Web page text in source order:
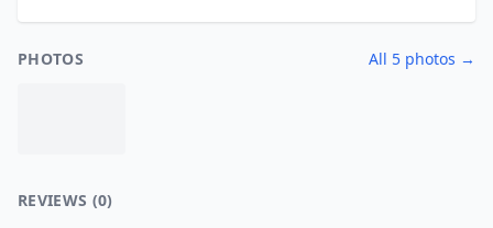
PHOTOS All 5 photos →
REVIEWS (0)